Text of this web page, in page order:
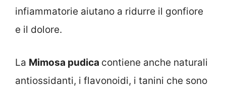
infiammatorie aiutano a ridurre il gonfiore
e il dolore.
La Mimosa pudica contiene anche naturali
antiossidanti, i flavonoidi, i tanini che sono